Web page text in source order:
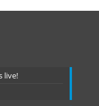
live!